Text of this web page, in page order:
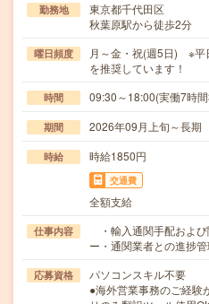
勤務地
東京都千代田区
秋葉原駅から徒歩2分
曜日頻度
月～金・祝(週5日) ※平
を推奨しています！
時間 09:30～18:00(実働7時
期間 2026年09月上旬～長期
時給 時給1850円
交通費
全額支給
仕事内容
・輸入通関手配およ
ー・通関業者との進捗
応募資格
パソコンスキル不要
●海外営業事務のご経験